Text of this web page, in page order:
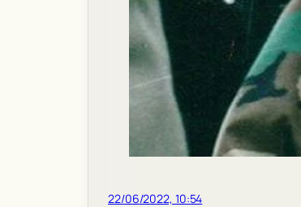
22/06/2022, 10:54